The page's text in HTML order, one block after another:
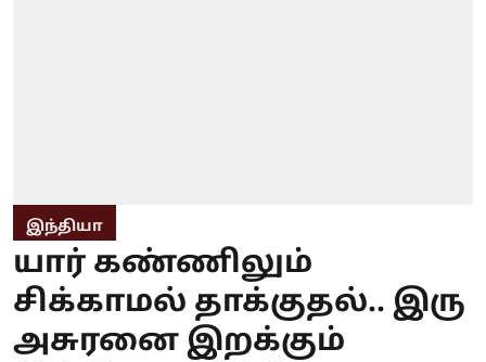
இந்தியா
யார் கண்ணிலும்
சிக்காமல் தாக்குதல்.. இரு
அசுரனை இறக்கும்